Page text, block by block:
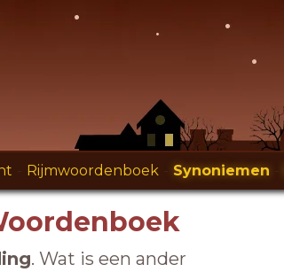
Rijmwoordenboek Synoniemen
. Wat is een ander